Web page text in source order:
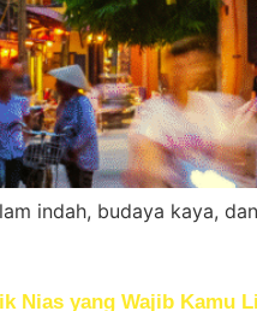
indah, budaya kaya,
Nias yang Wajib Kamu